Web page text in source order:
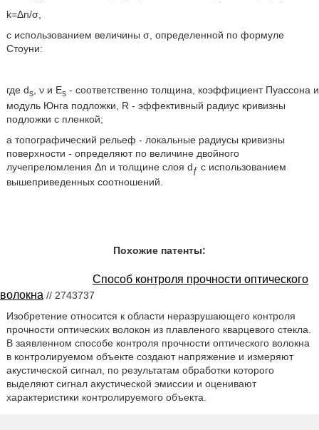
k=Δn/σ,
с использованием величины σ, определенной по формуле
Стоуни:
где ds, ν и Es- соответственно толщина, коэффициент Пуассона и
модуль Юнга подложки, R - эффективный радиус кривизны
подложки с пленкой;
а топографический рельеф - локальные радиусы кривизны
поверхности - определяют по величине двойного
лучепреломления Δn и толщине слоя dƒ с использованием
вышеприведенных соотношений.
Похожие патенты:
Способ контроля прочности оптического
волокна // 2743737
Изобретение относится к области неразрушающего контроля
прочности оптических волокон из плавленого кварцевого стекла.
В заявленном способе контроля прочности оптического волокна
в контролируемом объекте создают напряжение и измеряют
акустической сигнал, по результатам обработки которого
выделяют сигнал акустической эмиссии и оценивают
характеристики контролируемого объекта.